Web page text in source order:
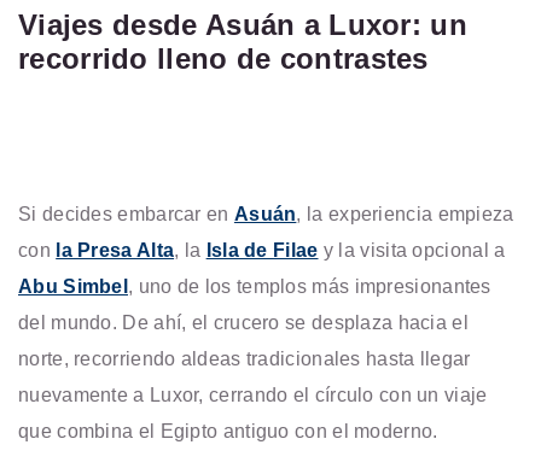
Viajes desde Asuán a Luxor: un
recorrido lleno de contrastes
Si decides embarcar en Asuán, la experiencia empieza
con la Presa Alta, la Isla de Filae y la visita opcional a
Abu Simbel , uno de los templos más impresionantes
del mundo. De ahí, el crucero se desplaza hacia el
norte, recorriendo aldeas tradicionales hasta llegar
nuevamente a Luxor, cerrando el círculo con un viaje
que combina el Egipto antiguo con el moderno.